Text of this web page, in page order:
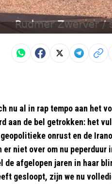
nu al in rap tempo aan het
aan de bel getrokken: het
onrust en de
niet over om nu peperduur
afgelopen jaren in haar
gesloopt, zijn we nu